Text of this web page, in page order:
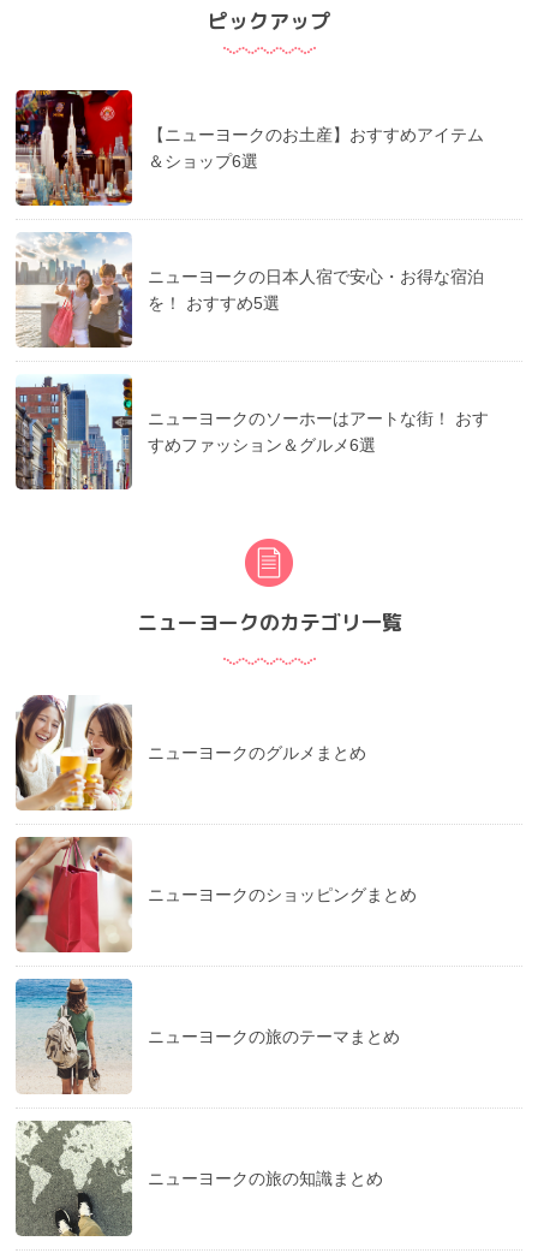
ピックアップ
【ニューヨークのお土産】おすすめアイテム
＆ショップ6選
ニューヨークの日本人宿で安心・お得な宿泊
を！ おすすめ5選
ニューヨークのソーホーはアートな街！ おす
すめファッション＆グルメ6選
ニューヨークのカテゴリ一覧
ニューヨークのグルメまとめ
ニューヨークのショッピングまとめ
ニューヨークの旅のテーマまとめ
ニューヨークの旅の知識まとめ